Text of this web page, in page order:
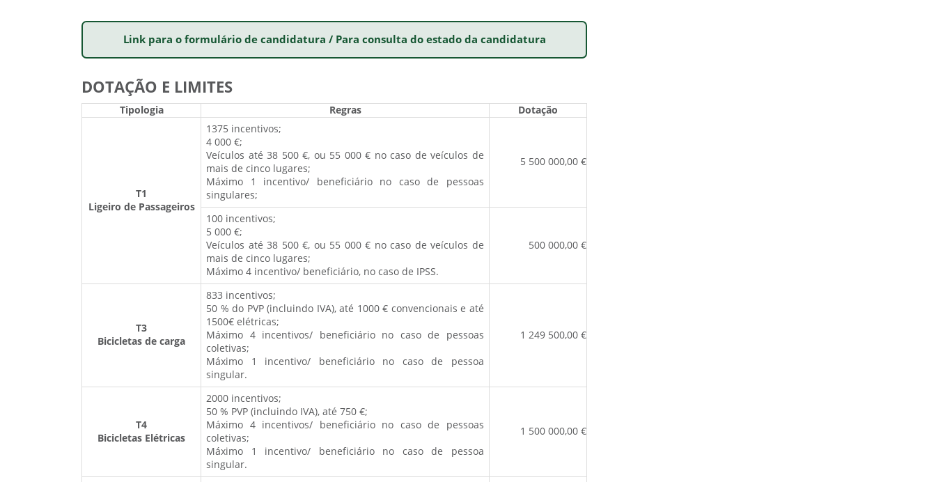
Link para o formulário de candidatura / Para consulta do estado da candidatura
DOTAÇÃO E LIMITES
Tipologia Regras Dotação
T1
Ligeiro de Passageiros
1375 incentivos;
4 000 €;
Veículos até 38 500 €, ou 55 000 € no caso de veículos de
mais de cinco lugares;
Máximo 1 incentivo/ beneficiário no caso de pessoas
singulares;
5 500 000,00 €
100 incentivos;
5 000 €;
Veículos até 38 500 €, ou 55 000 € no caso de veículos de
mais de cinco lugares;
Máximo 4 incentivo/ beneficiário, no caso de IPSS.
500 000,00 €
T3
Bicicletas de carga
833 incentivos;
50 % do PVP (incluindo IVA), até 1000 € convencionais e até
1500€ elétricas;
Máximo 4 incentivos/ beneficiário no caso de pessoas
coletivas;
Máximo 1 incentivo/ beneficiário no caso de pessoa
singular.
1 249 500,00 €
T4
Bicicletas Elétricas
2000 incentivos;
50 % PVP (incluindo IVA), até 750 €;
Máximo 4 incentivos/ beneficiário no caso de pessoas
coletivas;
Máximo 1 incentivo/ beneficiário no caso de pessoa
singular.
1 500 000,00 €